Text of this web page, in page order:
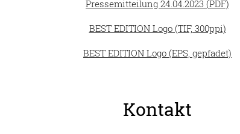
Pressemitteilung 24.04.2023 (PDF)
BEST EDITION Logo (TIF, 300ppi)
BEST EDITION Logo (EPS, gepfadet)
Kontakt